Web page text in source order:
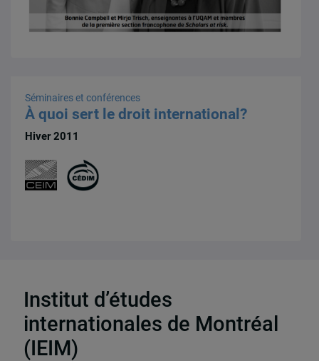
Séminaires et conférences
À quoi sert le droit international?
Hiver 2011
10 résultats
Institut d’études
internationales de Montréal
(IEIM)